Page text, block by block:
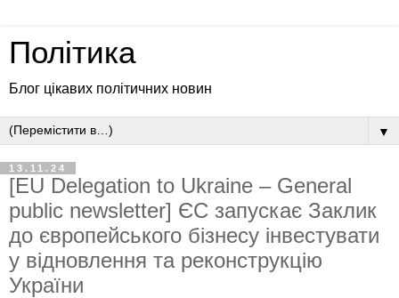
Політика
Блог цікавих політичних новин
▼
13.11.24
[EU Delegation to Ukraine – General
public newsletter] ЄС запускає Заклик
до європейського бізнесу інвестувати
у відновлення та реконструкцію
України